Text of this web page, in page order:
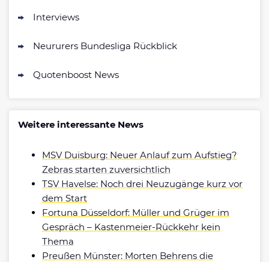
Interviews
Neururers Bundesliga Rückblick
Quotenboost News
Weitere interessante News
MSV Duisburg: Neuer Anlauf zum Aufstieg?
Zebras starten zuversichtlich
TSV Havelse: Noch drei Neuzugänge kurz vor
dem Start
Fortuna Düsseldorf: Müller und Grüger im
Gespräch – Kastenmeier-Rückkehr kein
Thema
Preußen Münster: Morten Behrens die